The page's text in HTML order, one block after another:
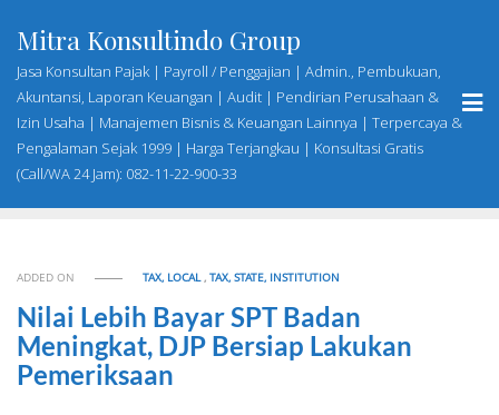
content
Mitra Konsultindo Group
Jasa Konsultan Pajak | Payroll / Penggajian | Admin., Pembukuan,
Akuntansi, Laporan Keuangan | Audit | Pendirian Perusahaan &
Izin Usaha | Manajemen Bisnis & Keuangan Lainnya | Terpercaya &
Pengalaman Sejak 1999 | Harga Terjangkau | Konsultasi Gratis
(Call/WA 24 Jam): 082-11-22-900-33
ADDED ON TAX, LOCAL,TAX, STATE, INSTITUTION
Nilai Lebih Bayar SPT Badan
Meningkat, DJP Bersiap Lakukan
Pemeriksaan